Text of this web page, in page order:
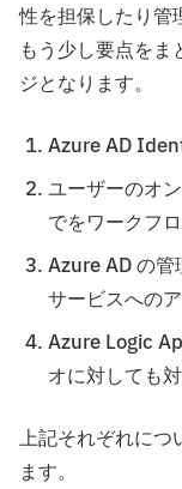
性を担保したり管
もう少し要点を
ジとなります。
Azure AD
ユーザーのオ
でをワークフ
Azure AD の管
サービスへの
Azure Logic
オに対しても
上記それぞれにつ
ます。